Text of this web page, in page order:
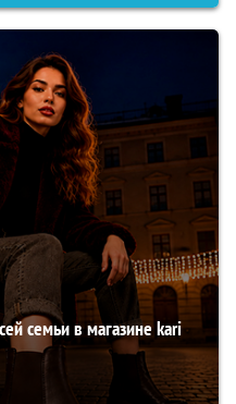
семьи в магазине kari